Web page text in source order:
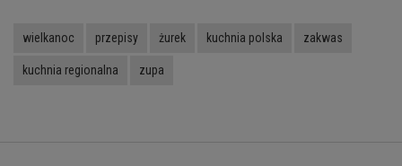
wielkanoc przepisy żurek kuchnia polska zakwas
kuchnia regionalna zupa